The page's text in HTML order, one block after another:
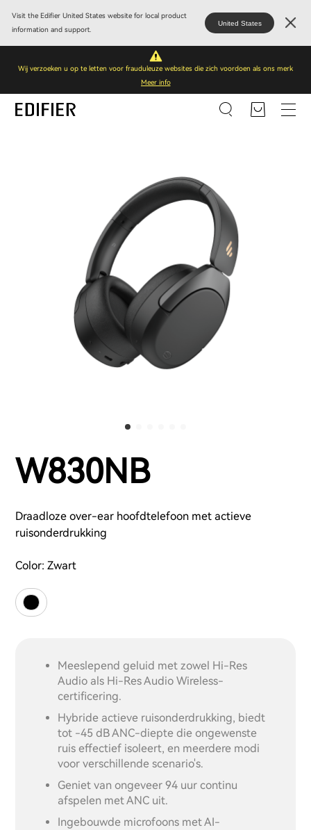
Visit the Edifier United States website for local product
information and support.
United States
Wij verzoeken u op te letten voor frauduleuze websites die zich voordoen als ons merk
Meer info
W830NB
Draadloze over-ear hoofdtelefoon met actieve
ruisonderdrukking
Color: Zwart
Meeslepend geluid met zowel Hi-Res
Audio als Hi-Res Audio Wireless-
certificering.
Hybride actieve ruisonderdrukking, biedt
tot -45 dB ANC-diepte die ongewenste
ruis effectief isoleert, en meerdere modi
voor verschillende scenario's.
Geniet van ongeveer 94 uur continu
afspelen met ANC uit.
Ingebouwde microfoons met AI-